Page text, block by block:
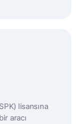
lisansına
aracı